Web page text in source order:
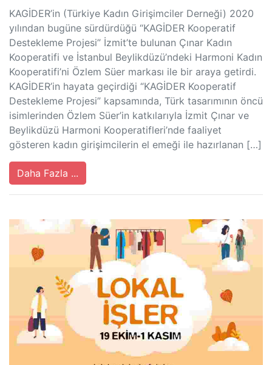
KAGİDER’in (Türkiye Kadın Girişimciler Derneği) 2020
yılından bugüne sürdürdüğü “KAGİDER Kooperatif
Destekleme Projesi’’ İzmit’te bulunan Çınar Kadın
Kooperatifi ve İstanbul Beylikdüzü’ndeki Harmoni Kadın
Kooperatifi’ni Özlem Süer markası ile bir araya getirdi.
KAGİDER’in hayata geçirdiği “KAGİDER Kooperatif
Destekleme Projesi” kapsamında, Türk tasarımının öncü
isimlerinden Özlem Süer’in katkılarıyla İzmit Çınar ve
Beylikdüzü Harmoni Kooperatifleri’nde faaliyet
gösteren kadın girişimcilerin el emeği ile hazırlanan […]
Daha Fazla ...